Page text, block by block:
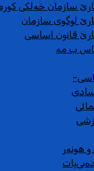
سازمان خەلکی
لوگوی سازمان
قانون اساسی
ب مە
هونەر